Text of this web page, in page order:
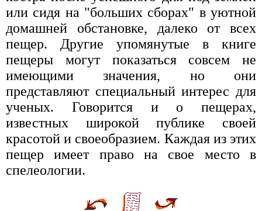
или сидя на "больших сборах" в уютной
домашней обстановке, далеко от всех
пещер. Другие упомянутые в книге
пещеры могут показаться совсем не
имеющими значения, но они
представляют специальный интерес для
ученых. Говорится и о пещерах,
известных широкой публике своей
красотой и своеобразием. Каждая из этих
пещер имеет право на свое место в
спелеологии.